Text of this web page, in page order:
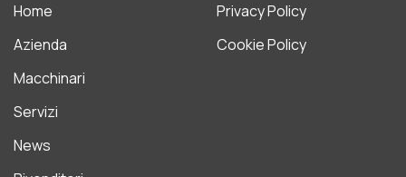
Home
Azienda
Macchinari
Servizi
News
Privacy Policy
Cookie Policy